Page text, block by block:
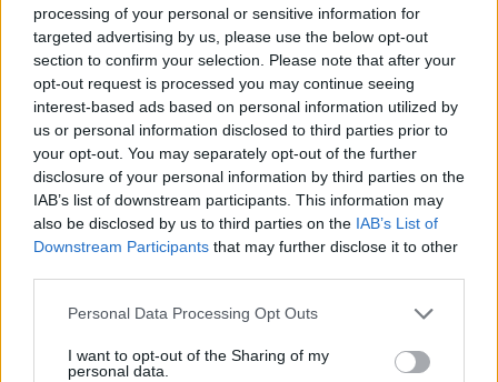
processing of your personal or sensitive information for
targeted advertising by us, please use the below opt-out
section to confirm your selection. Please note that after your
opt-out request is processed you may continue seeing
interest-based ads based on personal information utilized by
us or personal information disclosed to third parties prior to
your opt-out. You may separately opt-out of the further
disclosure of your personal information by third parties on the
IAB’s list of downstream participants. This information may
also be disclosed by us to third parties on the IAB’s List of
Downstream Participants that may further disclose it to other
Please note that this website/app uses one or more Google
not limited to your visit or usage behaviour. You may click to
grant or deny consent to Google and its third-party tags to
Personal Data Processing Opt Outs
I want to opt-out of the Sharing of my
personal data.
Itt az új megállapodás, Irán veheti át a teljes
Hormuzi-szoros ellenőrzését
HÍREK 37 perce
Robbanószerrel felszerelt drónt fogtak el a
lipcsei reptéren, orosz szálat feltételeznek
a háttérben